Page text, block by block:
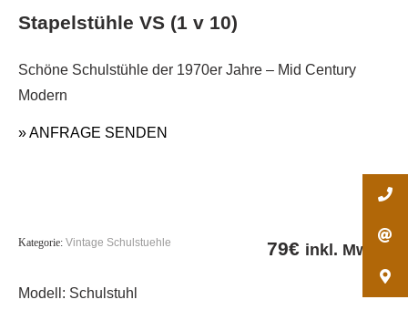
Stapelstühle VS (1 v 10)
Schöne Schulstühle der 1970er Jahre – Mid Century
Modern
» ANFRAGE SENDEN
79€ inkl. MwSt.
Kategorie: Vintage Schulstuehle
Modell: Schulstuhl